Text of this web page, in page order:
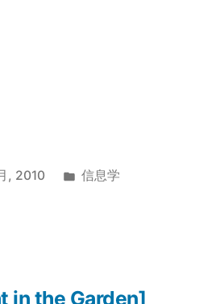
, 2010
发
信息学
in the Garden]